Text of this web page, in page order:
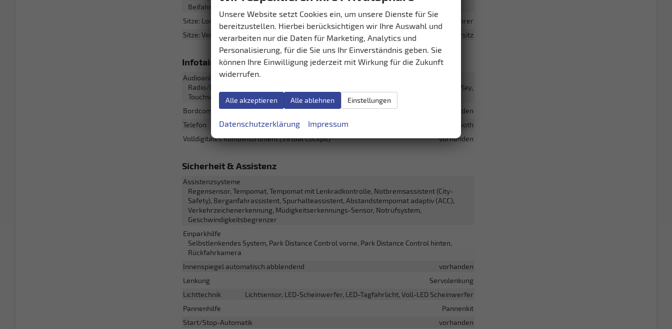
Beifahrersitz
Sitze: Lordosenstütze
Fahrer
Sitze: Verstellbarkeit
Höhenverstellbarer Fahrersitz
Infotainment & Kommunikation
Audioanlage
Radio/MP3-Player, Radio, Schnittstelle USB, Digitalradio DAB, Android Auto, Apple CarPlay,
Touchscreen
Bordcomputer
vorhanden
Telefon
Freisprecheinrichtung, Bluetooth
Volldigitales Kombiinstrument (Virtual Cockpit)
vorhanden
Sicherheit & Assistenz
Assistenzsysteme
Regensensor, Tempomat, Tempomat mit Lenkradkontrolle, Notbremsassistent (City-
Safety), Berganfahrassistent, Spurhalteassistent, Abstandstempomat adaptiv (ACC),
Verkehrzeichenerkennung, Müdigkeitserkennungs-Sensor, Notrufsystem,
Geschwindigkeitsbegrenzer
Einparkhilfe
Selbstlenkendes System, Park Distance Control vorne, Park Distance Control hinten,
Rückfahrkamera
Innenspiegel automatisch abblendend
vorhanden
Lenkung
Servolenkung
Lichttechnik
Lichtsensor, LED-Scheinwerfer, LED-Tagfahrlicht, Voll-LED Scheinwerfer
Pannenhilfe
Pannenkit
Start/Stop-Automatik
vorhanden
Unsere Website setzt Cookies ein, um unsere Dienste für Sie
bereitzustellen. Hierbei berücksichtigen wir Ihre Auswahl und
verarbeiten nur die Daten für Marketing, Analytics und
Personalisierung, für die Sie uns Ihr Einverständnis geben. Sie
können Ihre Einwilligung jederzeit mit Wirkung für die Zukunft
widerrufen.
Alle akzeptieren Alle ablehnen Einstellungen
Datenschutzerklärung Impressum